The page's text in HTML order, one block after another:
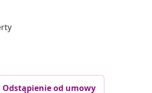
Odstąpienie od umowy